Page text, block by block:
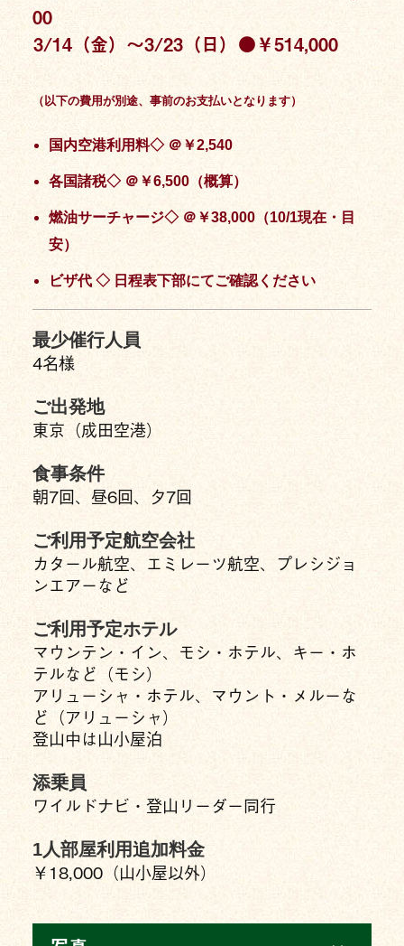
00
3/14（金）〜3/23（日） ●￥514,000
（以下の費用が別途、事前のお支払いとなります）
国内空港利用料◇ ＠￥2,540
各国諸税◇ ＠￥6,500（概算）
燃油サーチャージ◇ ＠￥38,000（10/1現在・目
安）
ビザ代 ◇ 日程表下部にてご確認ください
最少催行人員
4名様
ご出発地
東京（成田空港）
食事条件
朝7回、昼6回、夕7回
ご利用予定航空会社
カタール航空、エミレーツ航空、プレシジョ
ンエアーなど
ご利用予定ホテル
マウンテン・イン、モシ・ホテル、キー・ホ
テルなど（モシ）
アリューシャ・ホテル、マウント・メルーな
ど（アリューシャ）
登山中は山小屋泊
添乗員
ワイルドナビ・登山リーダー同行
1人部屋利用追加料金
￥18,000（山小屋以外）